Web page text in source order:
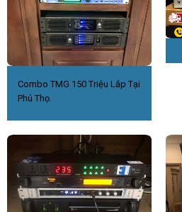
Combo TMG 150 Triệu Lắp Tại
Phú Thọ.